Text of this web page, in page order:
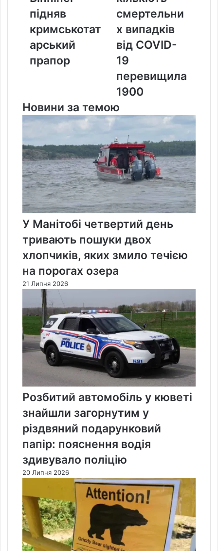
кримськотатарський
прапор
підняв
кримськотат
арський
прапор
смертельних
випадків
від
COVID-
19
перевищила
смертельни
х випадків
від COVID-
19
перевищила
1900
Новини за темою
У Манітобі четвертий день
тривають пошуки двох
хлопчиків, яких змило течією
на порогах озера
21 Липня 2026
Розбитий автомобіль у кюветі
знайшли загорнутим у
різдвяний подарунковий
папір: пояснення водія
здивувало поліцію
20 Липня 2026